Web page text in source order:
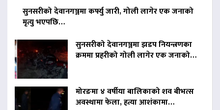
सुनसरीको देवानगञ्जमा कर्फ्यु जारी, गोली लागेर एक जनाको
मृत्यु भएपछि…
सुनसरीको देवानगञ्जमा झडप नियन्त्रणका
क्रममा प्रहरीको गोली लागेर एक जनाको…
मोरङमा ४ वर्षीया बालिकाको शव बीभत्स
अवस्थामा फेला, हत्या आशंकामा…